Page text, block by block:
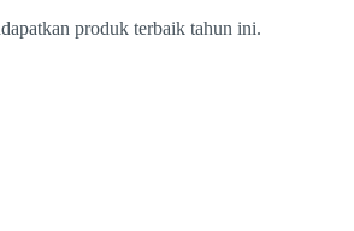
produk terbaik tahun ini.